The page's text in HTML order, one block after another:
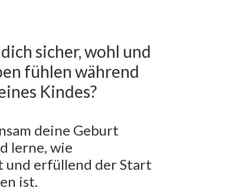
sicher, wohl und
fühlen während
Kindes?
deine Geburt
lerne, wie
und erfüllend der Start
ist.